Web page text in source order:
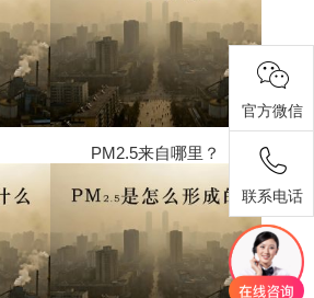
PM2.5来自哪里？
官方微信
联系电话